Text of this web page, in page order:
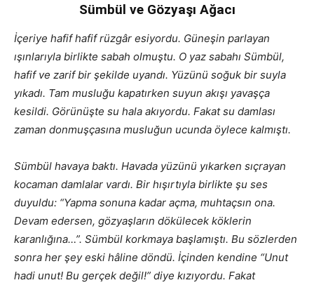
Sümbül ve Gözyaşı Ağacı
İçeriye hafif hafif rüzgâr esiyordu. Güneşin parlayan
ışınlarıyla birlikte sabah olmuştu. O yaz sabahı Sümbül,
hafif ve zarif bir şekilde uyandı. Yüzünü soğuk bir suyla
yıkadı. Tam musluğu kapatırken suyun akışı yavaşça
kesildi. Görünüşte su hala akıyordu. Fakat su damlası
zaman donmuşçasına musluğun ucunda öylece kalmıştı.
Sümbül havaya baktı. Havada yüzünü yıkarken sıçrayan
kocaman damlalar vardı. Bir hışırtıyla birlikte şu ses
duyuldu: “Yapma sonuna kadar açma, muhtaçsın ona.
Devam edersen, gözyaşların dökülecek köklerin
karanlığına…”. Sümbül korkmaya başlamıştı. Bu sözlerden
sonra her şey eski hâline döndü. İçinden kendine “Unut
hadi unut! Bu gerçek değil!” diye kızıyordu. Fakat